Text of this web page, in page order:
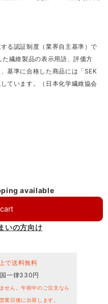
る認証制度（業界自主基準）で
繊維製品の表示用語、評価方
基準に合格した商品には「SEK
ています。（日本化学繊維協会
available
いの方向け
で送料無料
一律330円
せん。午前中のご注文なら
業日後に出荷します。